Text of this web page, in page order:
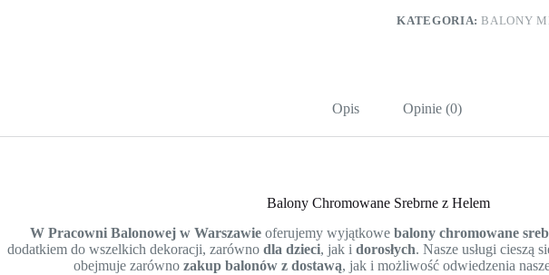
–
kolor
KATEGORIA:BALONY
Opis Opinie (0)
Balony Chromowane Srebrne z Helem
W Pracowni Balonowej w Warszawieoferujemy wyjątkowe balony chromowane
dodatkiem do wszelkich dekoracji, zarówno dla dzieci, jak i dorosłych. Nasze usługi cieszą
obejmuje zarównozakup balonów z dostawą, jak i możliwość odwiedzenia